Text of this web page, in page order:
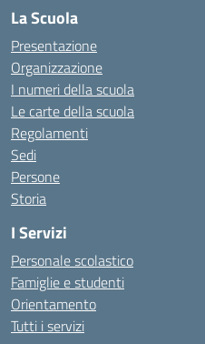
La Scuola
Presentazione
Organizzazione
I numeri della scuola
Le carte della scuola
Regolamenti
Sedi
Persone
Storia
I Servizi
Personale scolastico
Famiglie e studenti
Orientamento
Tutti i servizi